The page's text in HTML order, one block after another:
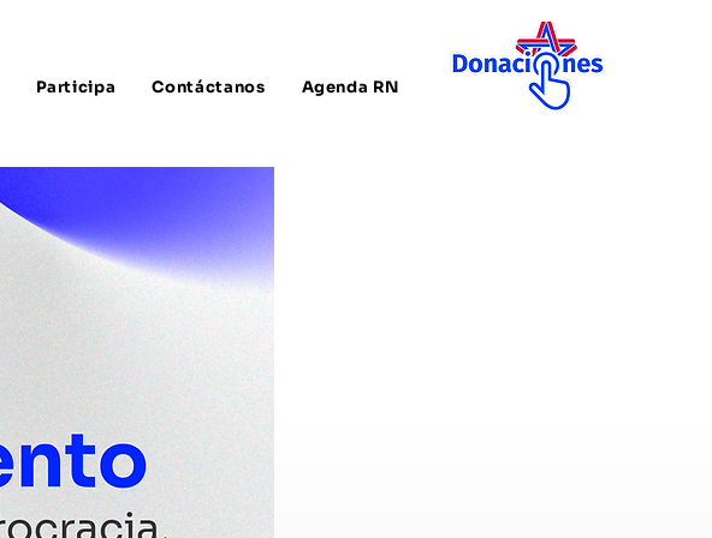
Participa Contáctanos Agenda RN